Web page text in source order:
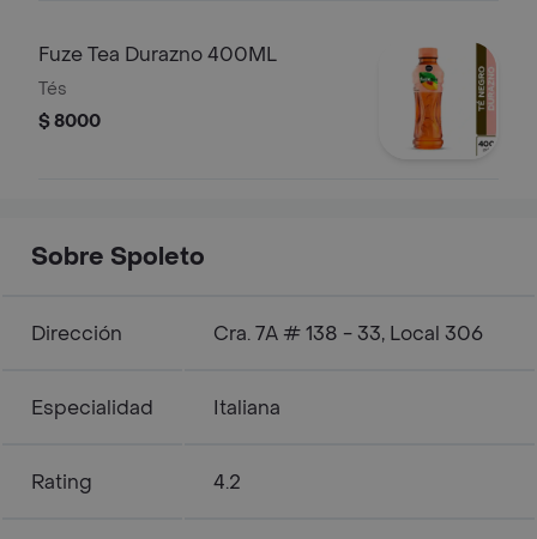
Fuze Tea Durazno 400ML
Tés
$ 8000
Sobre Spoleto
Dirección Cra. 7A # 138 - 33, Local 306
Especialidad Italiana
Rating 4.2